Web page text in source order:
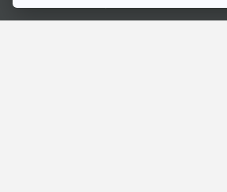
Ⓒ 2020 องค์การกระจายเสียงและแพร่ภาพสาธารณะแห่งประเทศไทย